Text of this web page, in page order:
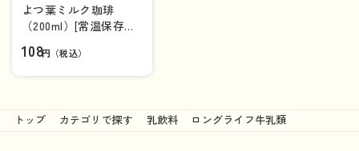
よつ葉ミルク珈琲
（200ml）[常温保存可
108円（税込）
トップ カテゴリで探す 乳飲料 ロングライフ牛乳類